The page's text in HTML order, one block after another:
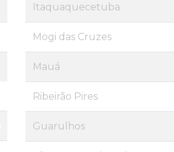
Itaquaquecetuba
Mogi das Cruzes
Mauá
Ribeirão Pires
Guarulhos